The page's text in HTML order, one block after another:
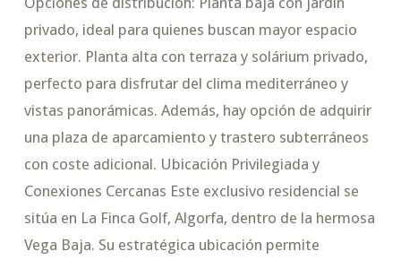
privado, ideal para quienes buscan mayor espacio
exterior. Planta alta con terraza y solárium privado,
perfecto para disfrutar del clima mediterráneo y
vistas panorámicas. Además, hay opción de adquirir
una plaza de aparcamiento y trastero subterráneos
con coste adicional. Ubicación Privilegiada y
Conexiones Cercanas Este exclusivo residencial se
sitúa en La Finca Golf, Algorfa, dentro de la hermosa
Vega Baja. Su estratégica ubicación permite